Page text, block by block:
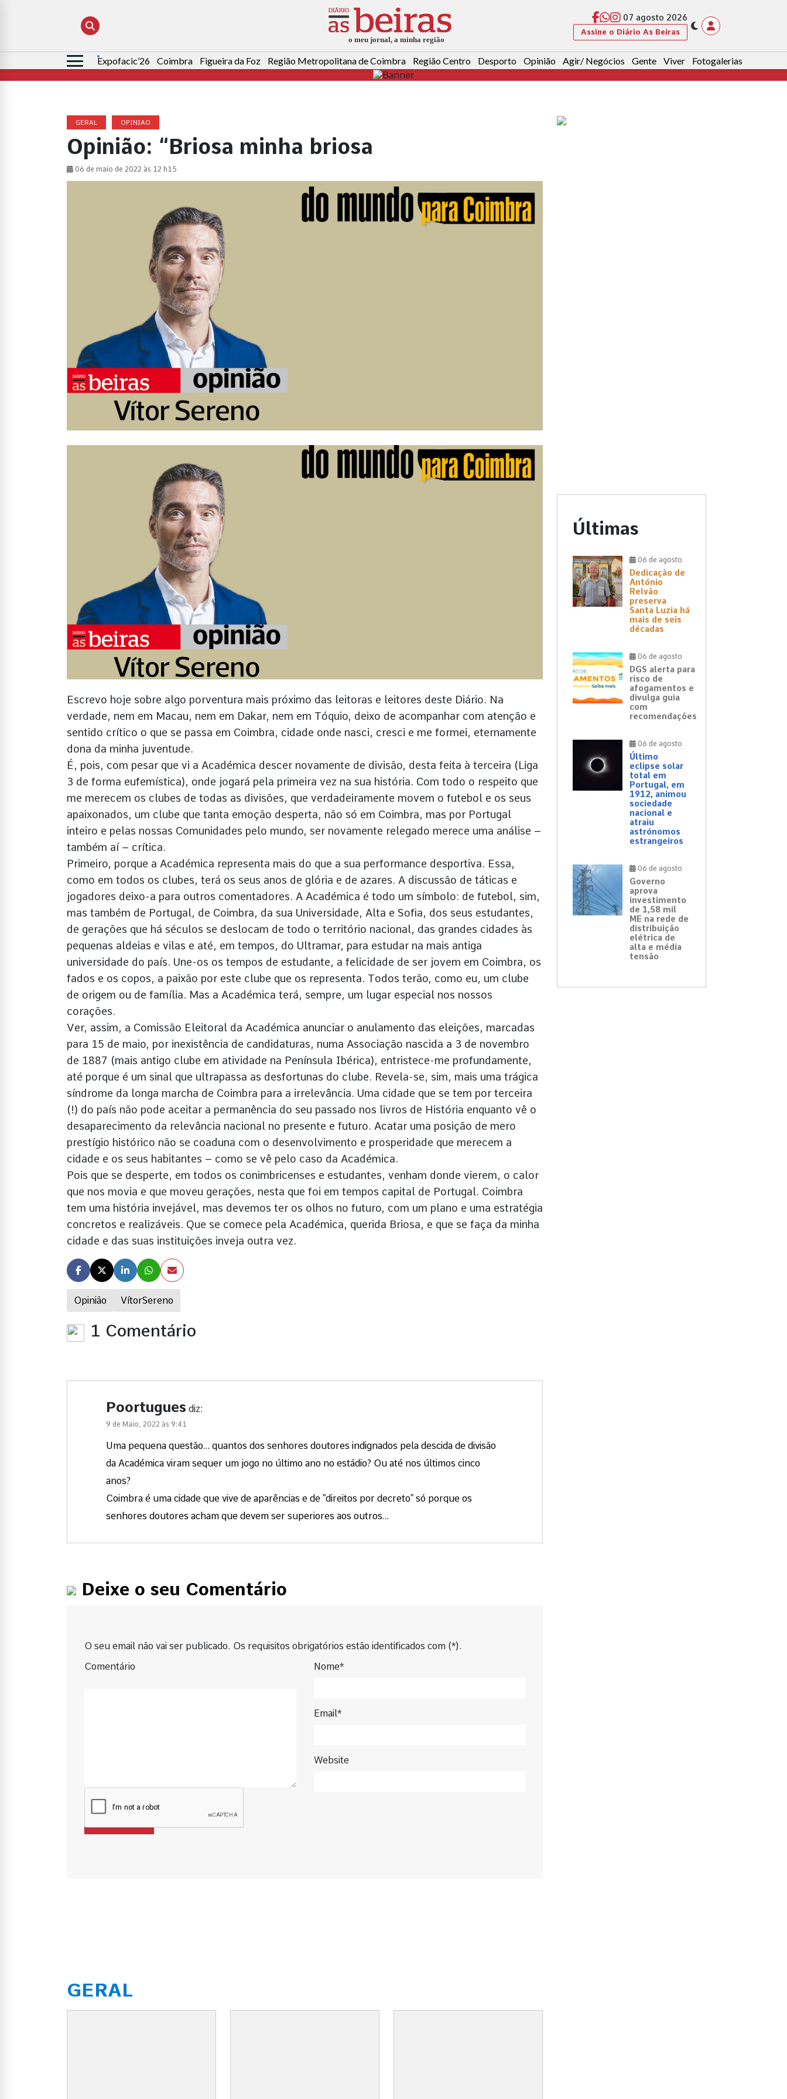
07 agosto 2026
Assine o Diário As Beiras
Pesquisar
por:
Expofacic’26 Coimbra Figueira da Foz Região Metropolitana de Coimbra Região Centro Desporto Opinião Agir/ Negócios Gente Viver Fotogalerias
GERAL OPINIAO
Opinião: “Briosa minha briosa
06 de maio de 2022 às 12 h15
Opinião VítorSereno
Escrevo hoje sobre algo porventura mais próximo das leitoras e leitores deste Diário. Na
verdade, nem em Macau, nem em Dakar, nem em Tóquio, deixo de acompanhar com atenção e
sentido crítico o que se passa em Coimbra, cidade onde nasci, cresci e me formei, eternamente
dona da minha juventude.
É, pois, com pesar que vi a Académica descer novamente de divisão, desta feita à terceira (Liga
3 de forma eufemística), onde jogará pela primeira vez na sua história. Com todo o respeito que
me merecem os clubes de todas as divisões, que verdadeiramente movem o futebol e os seus
apaixonados, um clube que tanta emoção desperta, não só em Coimbra, mas por Portugal
inteiro e pelas nossas Comunidades pelo mundo, ser novamente relegado merece uma análise –
também aí – crítica.
Primeiro, porque a Académica representa mais do que a sua performance desportiva. Essa,
como em todos os clubes, terá os seus anos de glória e de azares. A discussão de táticas e
jogadores deixo-a para outros comentadores. A Académica é todo um símbolo: de futebol, sim,
mas também de Portugal, de Coimbra, da sua Universidade, Alta e Sofia, dos seus estudantes,
de gerações que há séculos se deslocam de todo o território nacional, das grandes cidades às
pequenas aldeias e vilas e até, em tempos, do Ultramar, para estudar na mais antiga
universidade do país. Une-os os tempos de estudante, a felicidade de ser jovem em Coimbra, os
fados e os copos, a paixão por este clube que os representa. Todos terão, como eu, um clube
de origem ou de família. Mas a Académica terá, sempre, um lugar especial nos nossos
corações.
Ver, assim, a Comissão Eleitoral da Académica anunciar o anulamento das eleições, marcadas
para 15 de maio, por inexistência de candidaturas, numa Associação nascida a 3 de novembro
de 1887 (mais antigo clube em atividade na Península Ibérica), entristece-me profundamente,
até porque é um sinal que ultrapassa as desfortunas do clube. Revela-se, sim, mais uma trágica
síndrome da longa marcha de Coimbra para a irrelevância. Uma cidade que se tem por terceira
(!) do país não pode aceitar a permanência do seu passado nos livros de História enquanto vê o
desaparecimento da relevância nacional no presente e futuro. Acatar uma posição de mero
prestígio histórico não se coaduna com o desenvolvimento e prosperidade que merecem a
cidade e os seus habitantes – como se vê pelo caso da Académica.
Pois que se desperte, em todos os conimbricenses e estudantes, venham donde vierem, o calor
que nos movia e que moveu gerações, nesta que foi em tempos capital de Portugal. Coimbra
tem uma história invejável, mas devemos ter os olhos no futuro, com um plano e uma estratégia
concretos e realizáveis. Que se comece pela Académica, querida Briosa, e que se faça da minha
cidade e das suas instituições inveja outra vez.
1 Comentário
Poortugues diz:
9 de Maio, 2022 às 9:41
Uma pequena questão… quantos dos senhores doutores indignados pela descida de divisão
da Académica viram sequer um jogo no último ano no estádio? Ou até nos últimos cinco
anos?
Coimbra é uma cidade que vive de aparências e de "direitos por decreto" só porque os
senhores doutores acham que devem ser superiores aos outros…
Deixe o seu Comentário
O seu email não vai ser publicado. Os requisitos obrigatórios estão identificados com (*).
Comentário
Nome*
Email*
Website
Últimas
06 de agosto
Dedicação de
António
Relvão
preserva
Santa Luzia há
mais de seis
décadas
06 de agosto
DGS alerta para
risco de
afogamentos e
divulga guia
com
recomendações
06 de agosto
Último
eclipse solar
total em
Portugal, em
1912, animou
sociedade
nacional e
atraiu
astrónomos
estrangeiros
06 de agosto
Governo
aprova
investimento
de 1,58 mil
ME na rede de
distribuição
elétrica de
alta e média
tensão
GERAL